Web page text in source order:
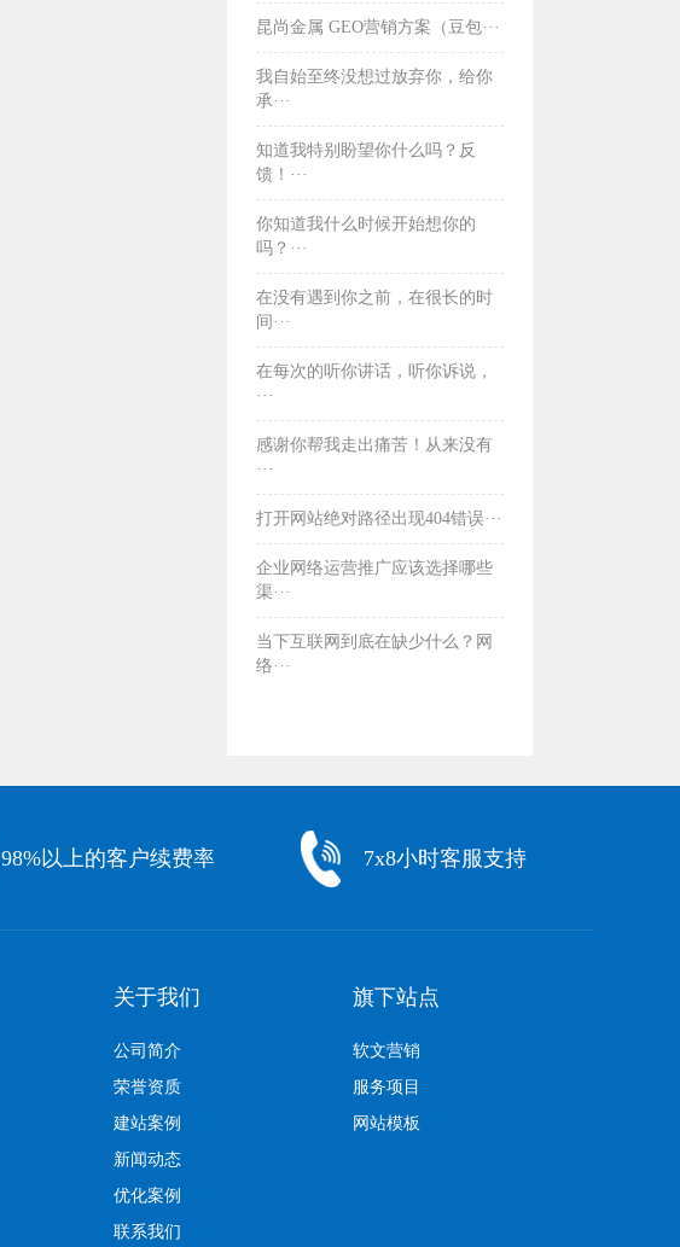
昆尚金属 GEO营销方案（豆包···
我自始至终没想过放弃你，给你
承···
知道我特别盼望你什么吗？反
馈！···
你知道我什么时候开始想你的
吗？···
在没有遇到你之前，在很长的时
间···
​在每次的听你讲话，听你诉说，
···
​感谢你帮我走出痛苦！从来没有
···
打开网站绝对路径出现404错误···
企业网络运营推广应该选择哪些
渠···
当下互联网到底在缺少什么？网
络···
98%以上的客户续费率 7x8小时客服支持
关于我们
公司简介
荣誉资质
建站案例
新闻动态
优化案例
联系我们
旗下站点
软文营销
服务项目
网站模板